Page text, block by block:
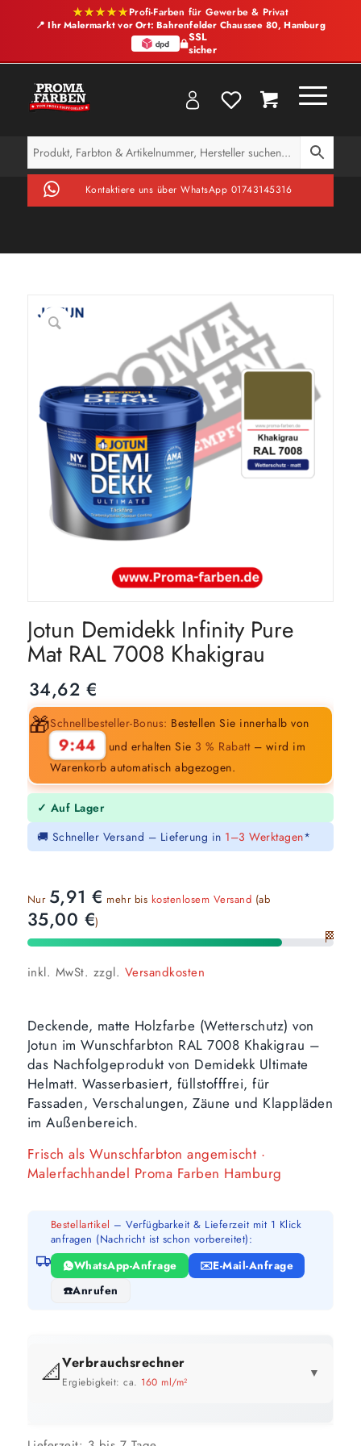
★★★★★Profi-Farben für Gewerbe & Privat
📍 Ihr Malermarkt vor Ort: Bahrenfelder Chaussee 80, Hamburg
SSL
sicher
Kontaktiere uns über WhatsApp 01743145316
Jotun Demidekk Infinity Pure
Mat RAL 7008 Khakigrau
34,62 €
🎁Schnellbesteller-Bonus: Bestellen Sie innerhalb von
9:43 und erhalten Sie 3 % Rabatt– wird im
Warenkorb automatisch abgezogen.
✓ Auf Lager
🚚 Schneller Versand – Lieferung in 1–3 Werktagen*
Nur 5,91€ mehr bis kostenlosem Versand (ab
35,00 €)
🏁
inkl. MwSt. zzgl. Versandkosten
Deckende, matte Holzfarbe (Wetterschutz) von
Jotun im Wunschfarbton RAL 7008 Khakigrau –
das Nachfolgeprodukt von Demidekk Ultimate
Helmatt. Wasserbasiert, füllstofffrei, für
Fassaden, Verschalungen, Zäune und Klappläden
im Außenbereich.
Frisch als Wunschfarbton angemischt ·
Malerfachhandel Proma Farben Hamburg
Bestellartikel – Verfügbarkeit & Lieferzeit mit 1 Klick
anfragen (Nachricht ist schon vorbereitet):
WhatsApp-Anfrage
E-Mail-Anfrage
Anrufen
📐Verbrauchsrechner
Ergiebigkeit: ca. 160 ml/m²
▼